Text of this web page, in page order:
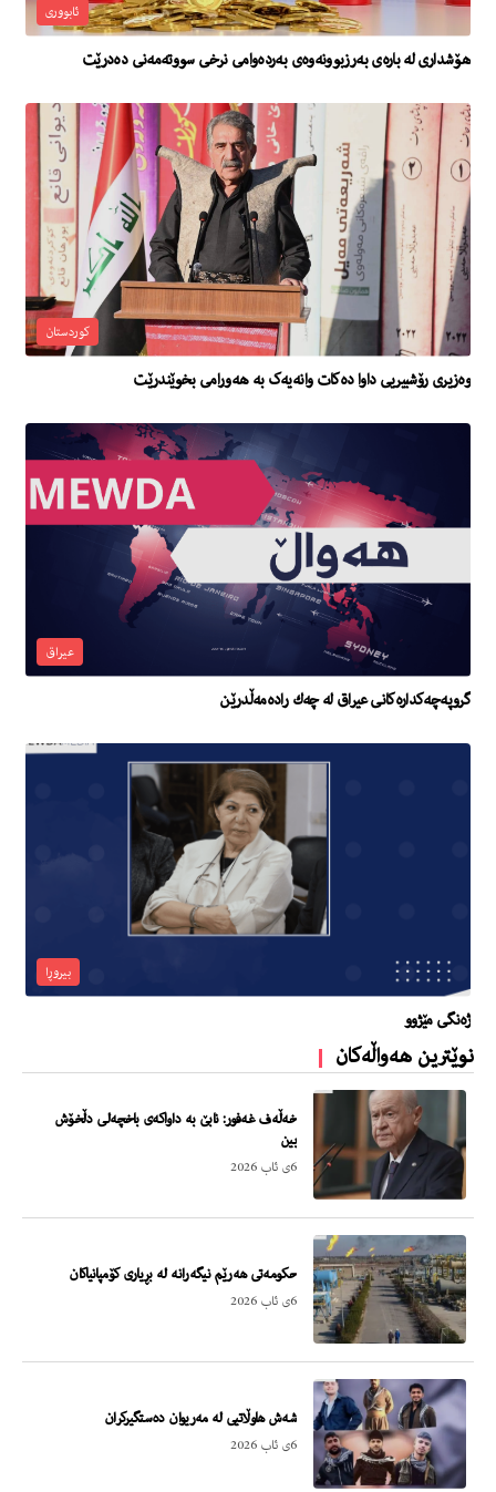
ئابووری
هۆشداری لە بارەی بەرزبوونەوەی بەردەوامی نرخی سووتەمەنی دەدرێت
کوردستان
وەزیری رۆشبیریی داوا دەکات وانەیەک بە هەورامی بخوێندرێت
عیراق
گروپه‌چه‌كداره‌كانى عیراق له‌ چه‌ك راده‌مه‌ڵدرێن
بیروڕا
ژەنگی مێژوو
نوێترین هەواڵەکان
خەڵەف غەفور: نابێ بە داواکەی باخچەلی دڵخۆش
بین
6ی ئاب 2026
حکومەتی هەرێم نیگەرانە لە بڕیاری کۆمپانیاکان
6ی ئاب 2026
شەش هاوڵاتیی لە مەریوان دەستگیرکران
6ی ئاب 2026